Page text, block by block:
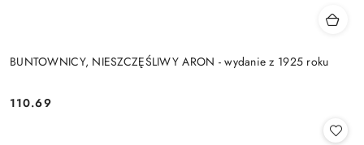
BUNTOWNICY, NIESZCZĘŚLIWY ARON - wydanie z 1925 roku
Cena:
110.69